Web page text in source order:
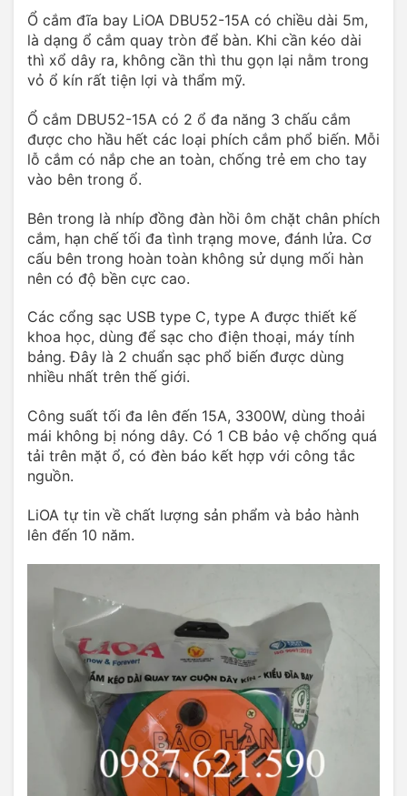
Ổ cắm đĩa bay LiOA DBU52-15A có chiều dài 5m,
là dạng ổ cắm quay tròn để bàn. Khi cần kéo dài
thì xổ dây ra, không cần thì thu gọn lại nằm trong
vỏ ổ kín rất tiện lợi và thẩm mỹ.
Ổ cắm DBU52-15A có 2 ổ đa năng 3 chấu cắm
được cho hầu hết các loại phích cắm phổ biến. Mỗi
lỗ cắm có nắp che an toàn, chống trẻ em cho tay
vào bên trong ổ.
Bên trong là nhíp đồng đàn hồi ôm chặt chân phích
cắm, hạn chế tối đa tình trạng move, đánh lửa. Cơ
cấu bên trong hoàn toàn không sử dụng mối hàn
nên có độ bền cực cao.
Các cổng sạc USB type C, type A được thiết kế
khoa học, dùng để sạc cho điện thoại, máy tính
bảng. Đây là 2 chuẩn sạc phổ biến được dùng
nhiều nhất trên thế giới.
Công suất tối đa lên đến 15A, 3300W, dùng thoải
mái không bị nóng dây. Có 1 CB bảo vệ chống quá
tải trên mặt ổ, có đèn báo kết hợp với công tắc
nguồn.
LiOA tự tin về chất lượng sản phẩm và bảo hành
lên đến 10 năm.